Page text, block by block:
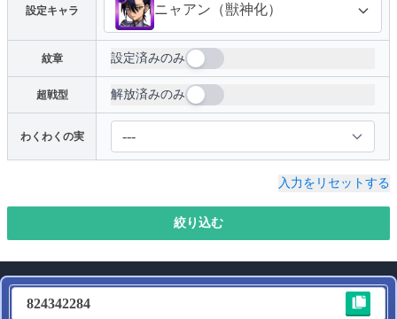
わくわくの実
未設定 設定済み
設定キャラ ニャアン（獣神化）
紋章 設定済みのみ
超戦型 解放済みのみ
わくわくの実
入力をリセットする
絞り込む
824342284